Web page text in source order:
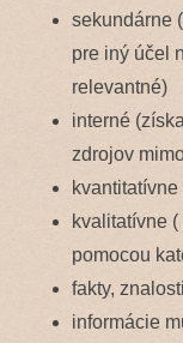
sekundárne
pre iný účel
relevantné)
interné
zdrojov
kvalitatívne
pomocou
fakty,
informácie